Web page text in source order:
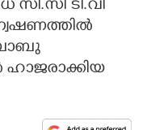
ടി.വി
ഹാജരാക്കിയ